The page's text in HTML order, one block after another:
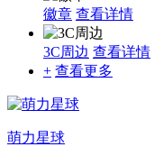
徽章 查看详情
3C周边 查看详情
+ 查看更多
萌力星球